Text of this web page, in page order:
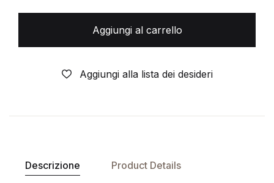
Aggiungi al carrello
Aggiungi alla lista dei desideri
Descrizione Product Details